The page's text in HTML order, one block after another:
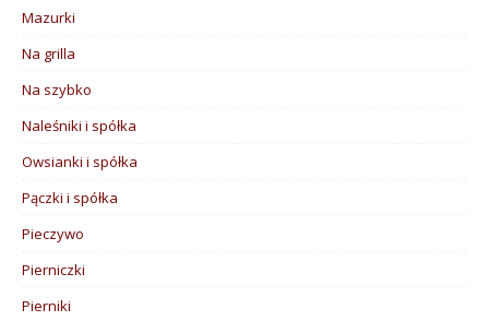
Mazurki
Na grilla
Na szybko
Naleśniki i spółka
Owsianki i spółka
Pączki i spółka
Pieczywo
Pierniczki
Pierniki